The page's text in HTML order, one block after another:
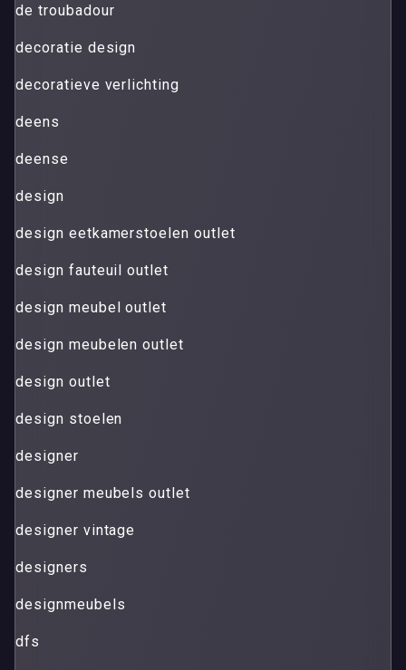
de troubadour
decoratie design
decoratieve verlichting
deens
deense
design
design eetkamerstoelen outlet
design fauteuil outlet
design meubel outlet
design meubelen outlet
design outlet
design stoelen
designer
designer meubels outlet
designer vintage
designers
designmeubels
dfs